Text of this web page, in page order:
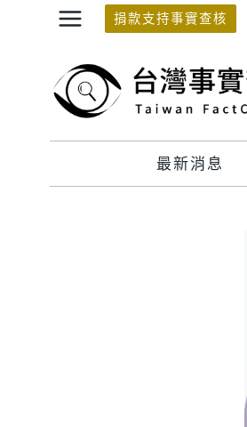
捐款支持事實查核
最新消息